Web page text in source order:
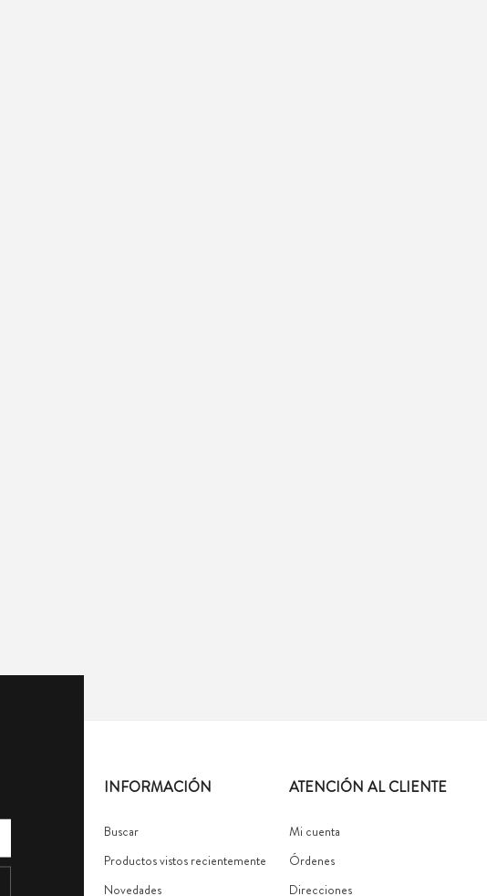
INFORMACIÓN
Buscar
Productos vistos recientemente
Novedades
ATENCIÓN AL CLIENTE
Mi cuenta
Órdenes
Direcciones